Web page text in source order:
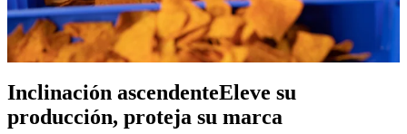
Inclinación ascendenteEleve su
producción, proteja su marca